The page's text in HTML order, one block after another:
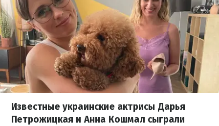
Известные украинские актрисы Дарья
Петрожицкая и Анна Кошмал сыграли